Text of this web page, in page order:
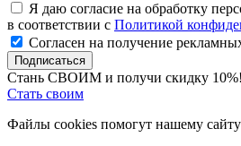
Я даю согласие на обработку
в соответствии с Политикой
Согласен на получение
Подписаться
Стань СВОИМ и получи скидку 10%!
Стать своим
Файлы cookies помогут нашему сайту